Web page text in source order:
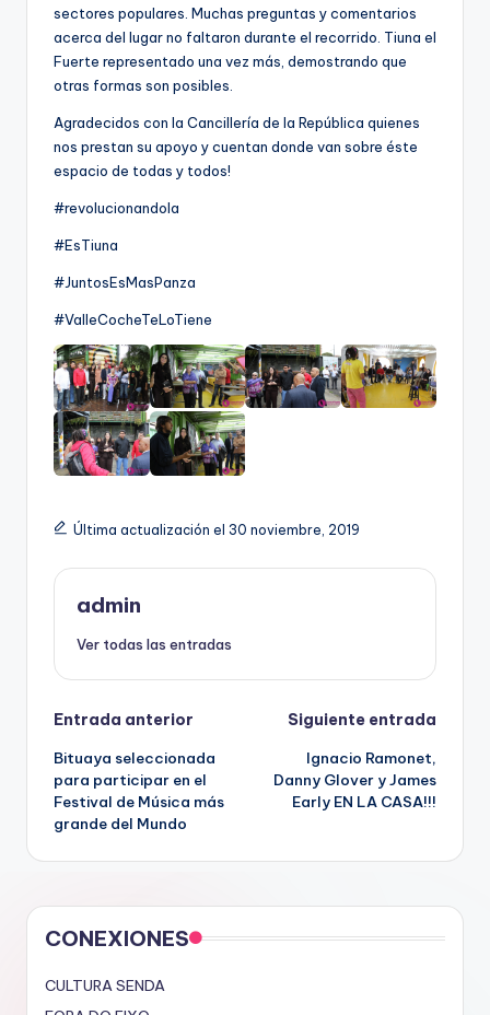
sectores populares. Muchas preguntas y comentarios
acerca del lugar no faltaron durante el recorrido. Tiuna el
Fuerte representado una vez más, demostrando que
otras formas son posibles.
Agradecidos con la Cancillería de la República quienes
nos prestan su apoyo y cuentan donde van sobre éste
espacio de todas y todos!
#revolucionandola
#EsTiuna
#JuntosEsMasPanza
#ValleCocheTeLoTiene
Última actualización el 30 noviembre, 2019
admin
Ver todas las entradas
Navegación
de
entradas
Entrada anterior
Bituaya seleccionada
para participar en el
Festival de Música más
grande del Mundo
Siguiente entrada
Ignacio Ramonet,
Danny Glover y James
Early EN LA CASA!!!
CONEXIONES
CULTURA SENDA